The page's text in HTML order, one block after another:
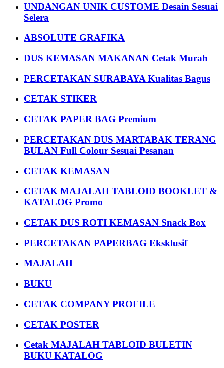
UNDANGAN UNIK CUSTOME Desain Sesuai
Selera
ABSOLUTE GRAFIKA
DUS KEMASAN MAKANAN Cetak Murah
PERCETAKAN SURABAYA Kualitas Bagus
CETAK STIKER
CETAK PAPER BAG Premium
PERCETAKAN DUS MARTABAK TERANG
BULAN Full Colour Sesuai Pesanan
CETAK KEMASAN
CETAK MAJALAH TABLOID BOOKLET &
KATALOG Promo
CETAK DUS ROTI KEMASAN Snack Box
PERCETAKAN PAPERBAG Eksklusif
MAJALAH
BUKU
CETAK COMPANY PROFILE
CETAK POSTER
Cetak MAJALAH TABLOID BULETIN
BUKU KATALOG